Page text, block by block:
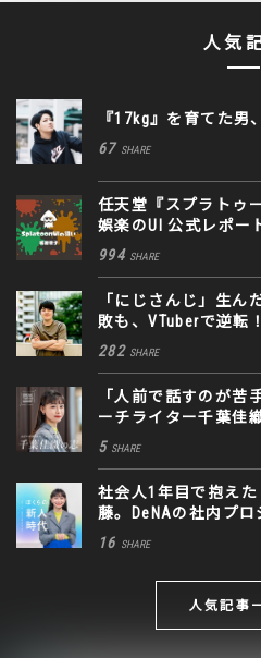
人気
『17kg』を育てた
67 SHARE
任天堂『スプラトゥ
娯楽のUI 公式レポー
994 SHARE
「にじさんじ」生ん
敗も、VTuberで逆転
282 SHARE
「人前で話すのが苦
ーチライター千葉佳
に込めた思い
5 SHARE
社会人1年目で抱え
藤。DeNAの社内プ
生きる道
16 SHARE
人気記事